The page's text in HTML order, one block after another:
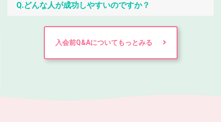
Q.どんな人が成功しやすいのですか？
入会前Q&Aについてもっとみる